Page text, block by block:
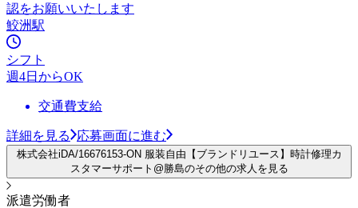
認をお願いいたします
鮫洲駅
シフト
週4日からOK
交通費支給
詳細を見る 応募画面に進む
株式会社iDA/16676153-ON 服装自由【ブランドリユース】時計修理カ
スタマーサポート@勝島のその他の求人を見る
派遣労働者